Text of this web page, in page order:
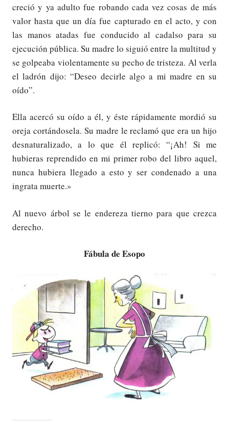
creció y ya adulto fue robando cada vez cosas de más
valor hasta que un día fue capturado en el acto, y con
las manos atadas fue conducido al cadalso para su
ejecución pública. Su madre lo siguió entre la multitud y
se golpeaba violentamente su pecho de tristeza. Al verla
el ladrón dijo: “Deseo decirle algo a mi madre en su
oído”.
Ella acercó su oído a él, y éste rápidamente mordió su
oreja cortándosela. Su madre le reclamó que era un hijo
desnaturalizado, a lo que él replicó: “¡Ah! Si me
hubieras reprendido en mi primer robo del libro aquel,
nunca hubiera llegado a esto y ser condenado a una
ingrata muerte.»
Al nuevo árbol se le endereza tierno para que crezca
derecho.
Fábula de Esopo